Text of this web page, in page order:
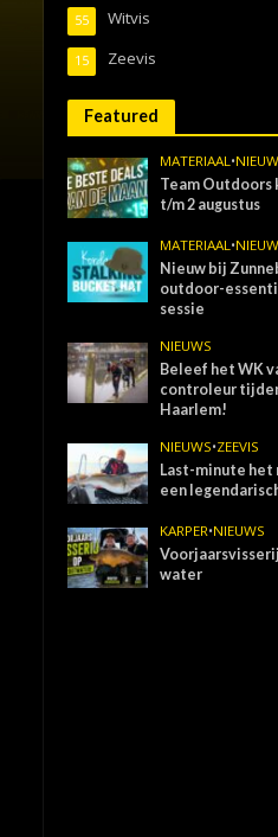
Witvis
55
Zeevis
15
Featured
MATERIAAL •
Team Outdoors
t/m 2 augustus
MATERIAAL •
Nieuw bij
outdoor-
sessie
NIEUWS
Beleef het WK
controleur
Haarlem!
NIEUWS•ZEEVIS
Last-minute het
een
KARPER•NIEUWS
water